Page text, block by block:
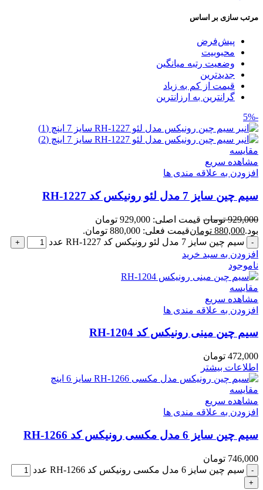
مرتب سازی بر اساس
پیش‌فرض
محبوبیت
وضعیت رتبه میانگین
جدیدترین
قیمت از کم به زیاد
گرانترین به ارزانترین
-5%
مقایسه
مشاهده سریع
افزودن به علاقه مندی ها
سیم چین سایز 7 مدل لئو رونیکس کد RH-1227
929,000 تومان
قیمت اصلی: 929,000 تومان
بود.880,000 تومانقیمت فعلی: 880,000 تومان.
سیم چین سایز 7 مدل لئو رونیکس کد RH-1227 عدد
افزودن به سبد خرید
ناموجود
مقایسه
مشاهده سریع
افزودن به علاقه مندی ها
سیم چین مینی رونیکس کد RH-1204
472,000 تومان
اطلاعات بیشتر
مقایسه
مشاهده سریع
افزودن به علاقه مندی ها
سیم چین سایز 6 مدل مکسی رونیکس کد RH-1266
746,000 تومان
سیم چین سایز 6 مدل مکسی رونیکس کد RH-1266 عدد